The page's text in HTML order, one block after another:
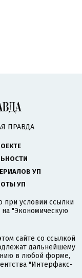
ПРАВДА
УП
УП
при условии ссылки
"Экономическую
сайте со ссылкой
дальнейшему
в любой форме,
"Интерфакс-